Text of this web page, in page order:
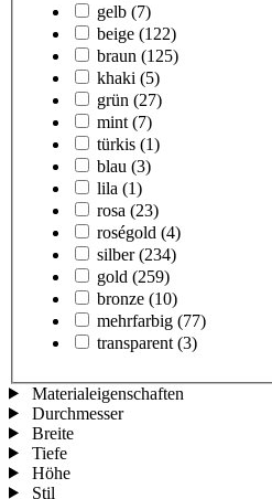
gelb (7)
beige (122)
braun (125)
khaki (5)
grün (27)
mint (7)
türkis (1)
blau (3)
lila (1)
rosa (23)
roségold (4)
silber (234)
gold (259)
bronze (10)
mehrfarbig (77)
transparent (3)
Materialeigenschaften
Durchmesser
Breite
Tiefe
Höhe
Stil